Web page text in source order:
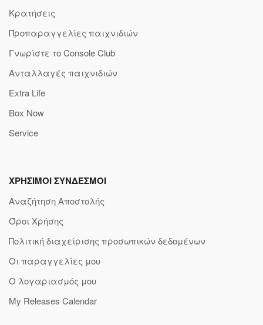
Κρατήσεις
Προπαραγγελίες παιχνιδιών
Γνωρίστε το Console Club
Ανταλλαγές παιχνιδιών
Extra Life
Box Now
Service
ΧΡΗΣΙΜΟΙ ΣΥΝΔΕΣΜΟΙ
Αναζήτηση Αποστολής
Όροι Χρήσης
Πολιτική διαχείρισης προσωπικών δεδομένων
Οι παραγγελίες μου
Ο λογαριασμός μου
My Releases Calendar